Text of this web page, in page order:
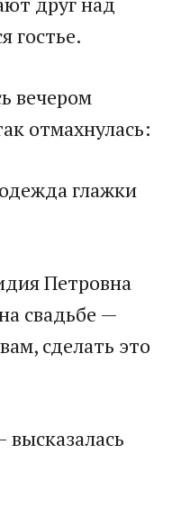
гостье.​
вечером
отмахнулась:​
глажки
Петровна
свадьбе —
сделать это